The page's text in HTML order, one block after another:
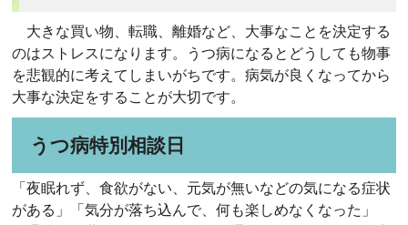
大きな買い物、転職、離婚など、大事なことを決定する
のはストレスになります。うつ病になるとどうしても物事
を悲観的に考えてしまいがちです。病気が良くなってから
大事な決定をすることが大切です。
うつ病特別相談日
「夜眠れず、食欲がない、元気が無いなどの気になる症状
がある」「気分が落ち込んで、何も楽しめなくなった」